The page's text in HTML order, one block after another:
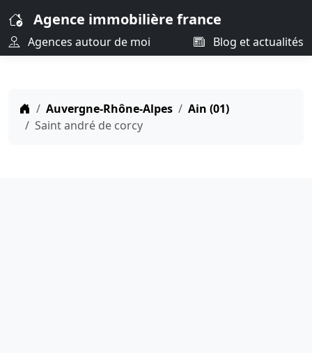
Agence immobilière france
Agences autour de moi Blog et actualités
Auvergne-Rhône-Alpes
Ain (01)
Saint andré de corcy